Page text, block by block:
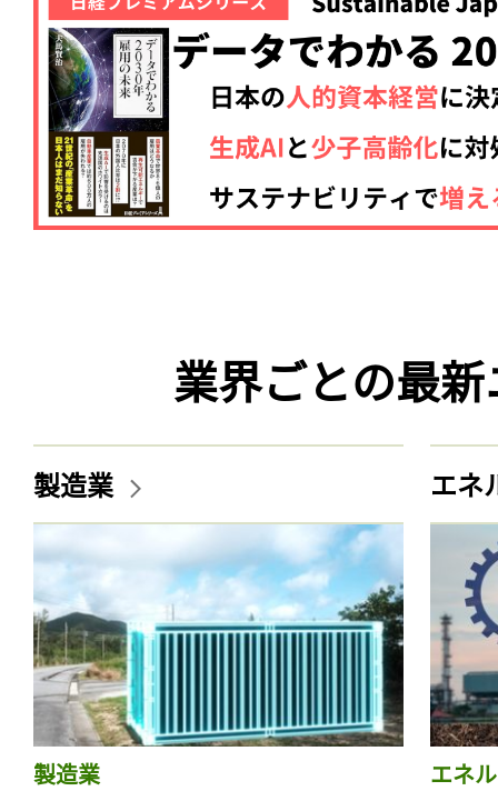
業界ごとの最
製造業
製造業
エネ
エネ